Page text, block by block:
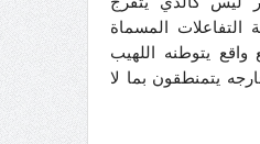
التفاعلات المسماة
واقع يتوطنه اللهيب
يتمنطقون بما لا